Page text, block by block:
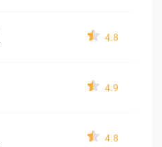
4.8
4.9
4.8